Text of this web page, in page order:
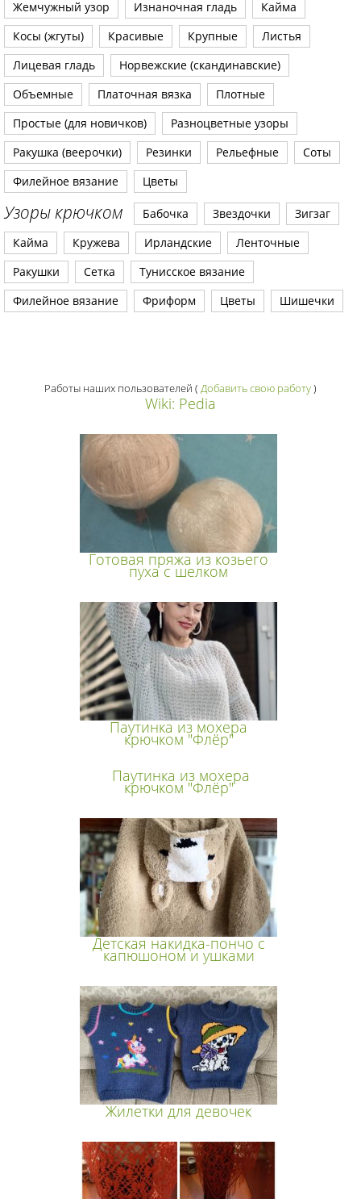
Жемчужный узор Изнаночная гладь
Кайма
Косы (жгуты)
Красивые Крупные
Листья
Лицевая гладь
Норвежские (скандинавские)
Объемные
Платочная вязка
Плотные
Простые (для новичков)
Разноцветные узоры
Ракушка (веерочки)
Резинки Рельефные
Соты
Филейное вязание
Цветы
Узоры крючком Бабочка Звездочки
Зигзаг
Кайма
Кружева Ирландские
Ленточные
Ракушки
Сетка
Тунисское вязание
Филейное вязание
Фриформ Цветы Шишечки
Работы наших пользователей ( Добавить свою работу)
Wiki: Pedia
Готовая пряжа из козьего
пуха с шелком
Паутинка из мохера
крючком "Флёр"
Паутинка из мохера
крючком "Флёр"
Детская накидка-пончо с
капюшоном и ушками
Жилетки для девочек